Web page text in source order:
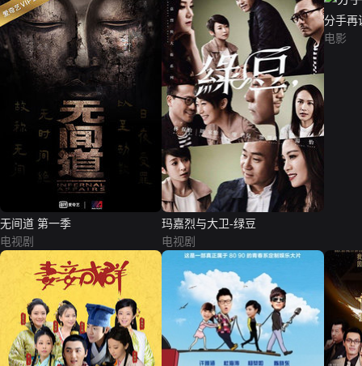
无间道 第一季
电视剧
玛嘉烈与大卫-绿豆
电视剧
分手再
电影